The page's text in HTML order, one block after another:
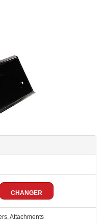
CHANGER
Attachments